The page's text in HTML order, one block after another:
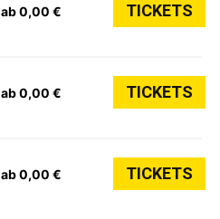
ab 0,00 € TICKETS
ab 0,00 € TICKETS
ab 0,00 € TICKETS